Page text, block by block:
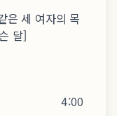
은 세 여자의 목
달]
4:00